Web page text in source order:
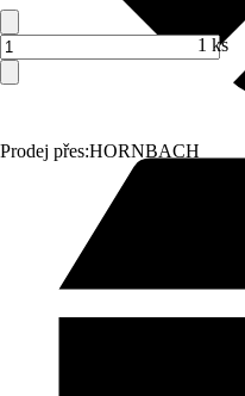
Prodej přes:HORNBACH
1 ks